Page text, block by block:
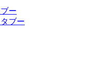
ー
ブー